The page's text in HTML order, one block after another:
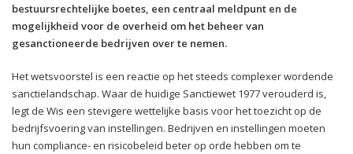
bestuursrechtelijke boetes, een centraal meldpunt en de
mogelijkheid voor de overheid om het beheer van
gesanctioneerde bedrijven over te nemen.
Het wetsvoorstel is een reactie op het steeds complexer wordende
sanctielandschap. Waar de huidige Sanctiewet 1977 verouderd is,
legt de Wis een stevigere wettelijke basis voor het toezicht op de
bedrijfsvoering van instellingen. Bedrijven en instellingen moeten
hun compliance- en risicobeleid beter op orde hebben om te